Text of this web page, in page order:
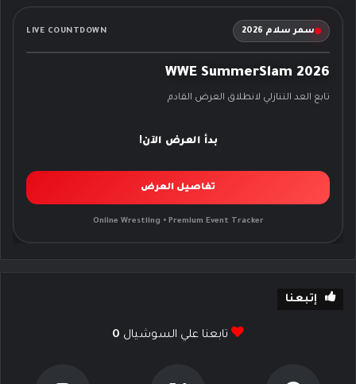
سمر سلام 2026 LIVE COUNTDOWN
WWE SummerSlam 2026
تابع العد التنازلي لانطلاق العرض القادم
بدأ العرض الآن!
تفاصيل العرض
Online Wrestling • Premium Event Tracker
إتبعنا
تابعنا علي السوشيال 0